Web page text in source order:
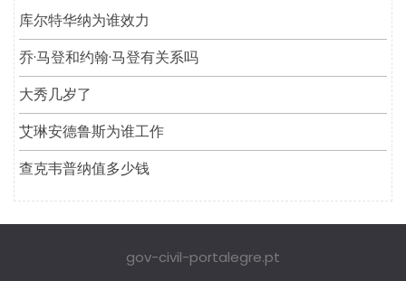
库尔特华纳为谁效力
乔·马登和约翰·马登有关系吗
大秀几岁了
艾琳安德鲁斯为谁工作
查克韦普纳值多少钱
gov-civil-portalegre.pt